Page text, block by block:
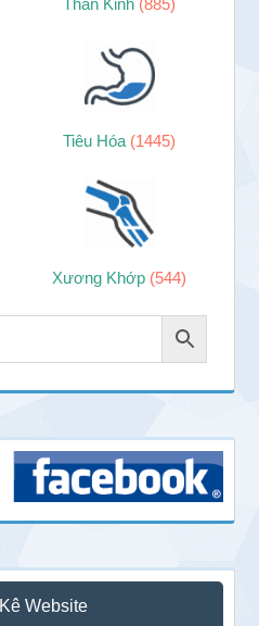
Thần Kinh (885)
Tiêu Hóa (1445)
Xương Khớp (544)
Website